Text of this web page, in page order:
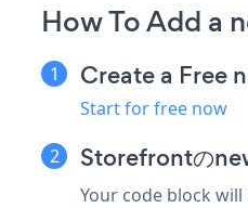
How To Add a
Create a Free
Start for free now
Storefrontの
Your code block